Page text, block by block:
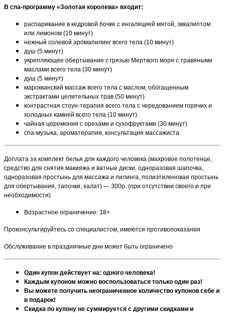
В спа-программу «Золотая королева» входит:
распаривание в кедровой бочке с ингаляцией мятой, эвкалиптом
или лимоном (10 минут)
нежный солевой аромапилинг всего тела (10 минут)
душ (5 минут)
укрепляющее обертывание с грязью Мертвого моря с травяными
маслами всего тела (30 минут)
душ (5 минут)
марокканский массаж всего тела с маслом, обогащенным
экстрактами целительных трав (50 минут)
контрастная стоун-терапия всего тела с чередованием горячих и
холодных камней всего тела (10 минут)
чайная церемония с орехами и сухофруктами (30 минут)
спа-музыка, ароматерапия, консультация массажиста
Доплата за комплект белья для каждого человека (махровое полотенце,
средство для снятия макияжа и ватные диски, одноразовая шапочка,
одноразовая простынь для массажа и пилинга, полиэтиленовая простынь
для обертывания, тапочки, халат) — 300р. (при отсутствии своего и при
необходимости)
Возрастное ограничение: 18+
Проконсультируйтесь со специалистом, имеются противопоказания
Обслуживание в праздничные дни может быть ограничено
Один купон действует на: одного человека!
Каждым купоном можно воспользоваться только один раз!
Вы можете получить неограниченное количество купонов себе и
в подарок!
Скидка по купону не суммируется с другими скидками и